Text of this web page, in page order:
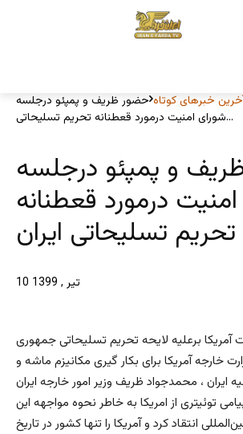
خبرهای کوتاه حضور ظریف و پمپئو درجلسه
شورای امنیت درمورد قعطنانه تحریم تسلیحاتی...
و پمپئو درجلسه
درمورد قعطنانه
تحریم تسلیحاتی ایران
10 تیر , 1399
آمریکا برعلیه لایحه تحریم تسلیحاتی جمهوری
خارجه آمریکا برای بکار گیری مکانیزم ماشه و
ایران ، محمدجواد ظریف وزیر امور خارجه ایران
توئیتری از امریکا به خاطر نحوه مواجهه این
انتقاد کرد و آمریکا را تنها کشور در تاریخ